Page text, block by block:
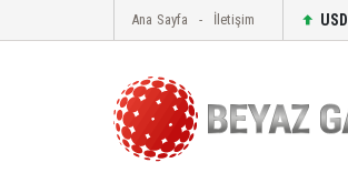
Ana Sayfa İletişim USD